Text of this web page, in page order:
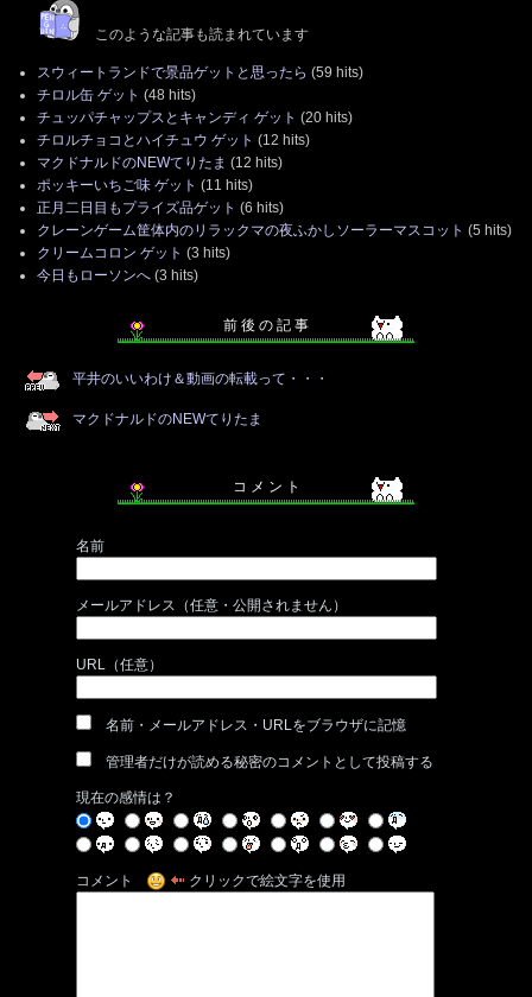
このような記事も読まれています
スウィートランドで景品ゲットと思ったら (59 hits)
チロル缶 ゲット (48 hits)
チュッパチャップスとキャンディ ゲット (20 hits)
チロルチョコとハイチュウ ゲット (12 hits)
マクドナルドのNEWてりたま (12 hits)
ポッキーいちご味 ゲット (11 hits)
正月二日目もプライズ品ゲット (6 hits)
クレーンゲーム筐体内のリラックマの夜ふかしソーラーマスコット (5 hits)
クリームコロン ゲット (3 hits)
今日もローソンへ (3 hits)
前 後 の 記 事
平井のいいわけ＆動画の転載って・・・
マクドナルドのNEWてりたま
コ メ ン ト
名前
メールアドレス（任意・公開されません）
URL（任意）
名前・メールアドレス・URLをブラウザに記憶
管理者だけが読める秘密のコメントとして投稿する
現在の感情は？
コメント クリックで絵文字を使用